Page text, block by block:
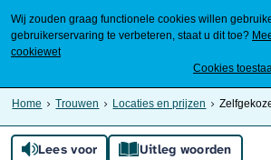
Wij zouden graag functionele cookies willen
gebruikerservaring te verbeteren, staat u dit toe?
cookiewet
Cookies
Home Trouwen Locaties en prijzen
Lees voor
Uitleg woorden